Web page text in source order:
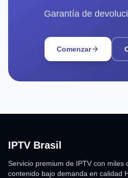
Garantía de
Comenzar
IPTV Brasil
Servicio premium de IPTV con miles
contenido bajo demanda en calidad